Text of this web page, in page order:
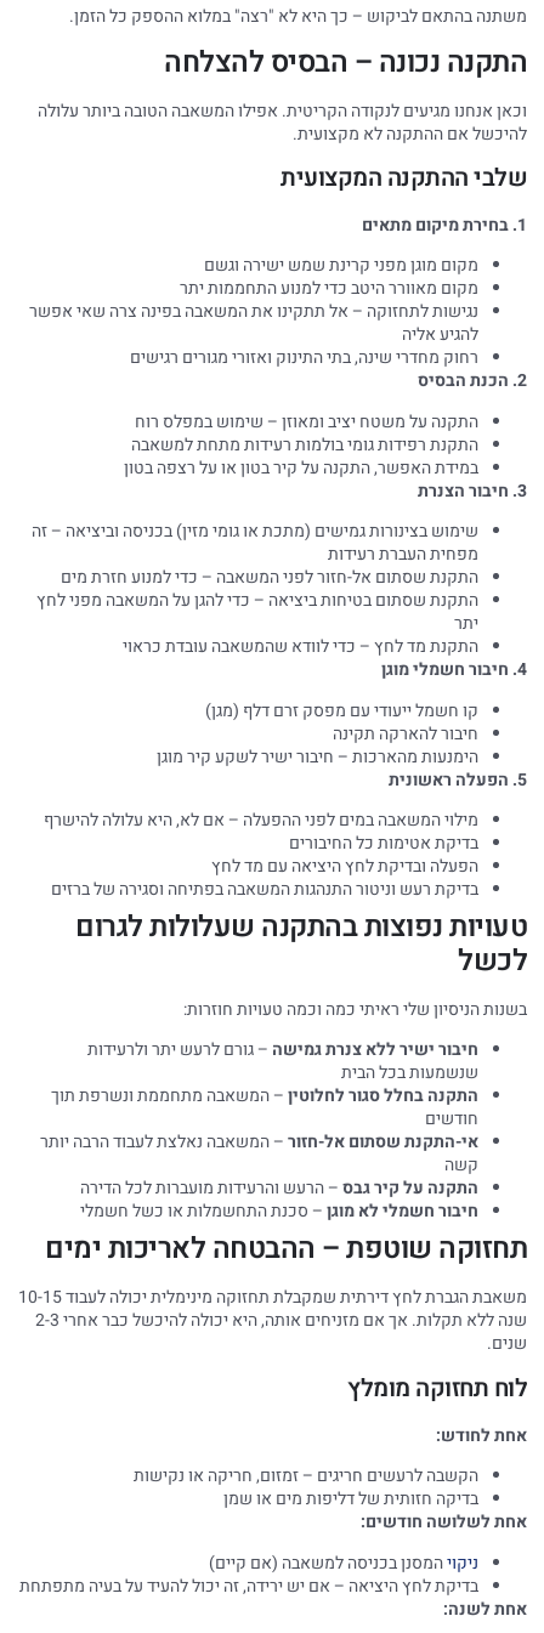
בהתאם לביקוש – כך היא לא "רצה" במלוא ההספק כל הזמן.
נכונה – הבסיס להצלחה
אנחנו מגיעים לנקודה הקריטית. אפילו המשאבה הטובה ביותר עלולה
אם ההתקנה לא מקצועית.
ההתקנה המקצועית
מקום מוגן מפני קרינת שמש ישירה וגשם
מקום מאוורר היטב כדי למנוע התחממות יתר
נגישות לתחזוקה – אל תתקינו את המשאבה בפינה צרה שאי אפשר
להגיע אליה
רחוק מחדרי שינה, בתי התינוק ואזורי מגורים רגישים
התקנה על משטח יציב ומאוזן – שימוש במפלס רוח
התקנת רפידות גומי בולמות רעידות מתחת למשאבה
במידת האפשר, התקנה על קיר בטון או על רצפה בטון
שימוש בצינורות גמישים (מתכת או גומי מזין) בכניסה וביציאה – זה
מפחית העברת רעידות
התקנת שסתום אל-חזור לפני המשאבה – כדי למנוע חזרת מים
התקנת שסתום בטיחות ביציאה – כדי להגן על המשאבה מפני לחץ
התקנת מד לחץ – כדי לוודא שהמשאבה עובדת כראוי
קו חשמל ייעודי עם מפסק זרם דלף (מגן)
חיבור להארקה תקינה
הימנעות מהארכות – חיבור ישיר לשקע קיר מוגן
מילוי המשאבה במים לפני ההפעלה – אם לא, היא עלולה להישרף
בדיקת אטימות כל החיבורים
הפעלה ובדיקת לחץ היציאה עם מד לחץ
בדיקת רעש וניטור התנהגות המשאבה בפתיחה וסגירה של ברזים
נפוצות בהתקנה שעלולות לגרום
הניסיון שלי ראיתי כמה וכמה טעויות חוזרות:
חיבור ישיר ללא צנרת גמישה– גורם לרעש יתר ולרעידות
שנשמעות בכל הבית
התקנה בחלל סגור לחלוטין– המשאבה מתחממת ונשרפת תוך
חודשים
אי-התקנת שסתום אל-חזור– המשאבה נאלצת לעבוד הרבה יותר
קשה
התקנה על קיר גבס– הרעש והרעידות מועברות לכל הדירה
חיבור חשמלי לא מוגן– סכנת התחשמלות או כשל חשמלי
שוטפת – ההבטחה לאריכות ימים
משאבת הגברת לחץ דירתית שמקבלת תחזוקה מינימלית יכולה לעבוד 10-15
שנה ללא תקלות. אך אם מזניחים אותה, היא יכולה להיכשל כבר אחרי 2-3
תחזוקה מומלץ
לחודש:
הקשבה לרעשים חריגים – זמזום, חריקה או נקישות
בדיקה חזותית של דליפות מים או שמן
לשלושה חודשים:
ניקויהמסנן בכניסה למשאבה (אם קיים)
בדיקת לחץ היציאה – אם יש ירידה, זה יכול להעיד על בעיה מתפתחת
לשנה: